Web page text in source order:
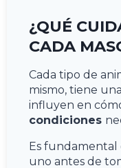
¿QUÉ
CADA
Cada tipo de
mismo, tiene
influyen en
condiciones
Es
uno antes de